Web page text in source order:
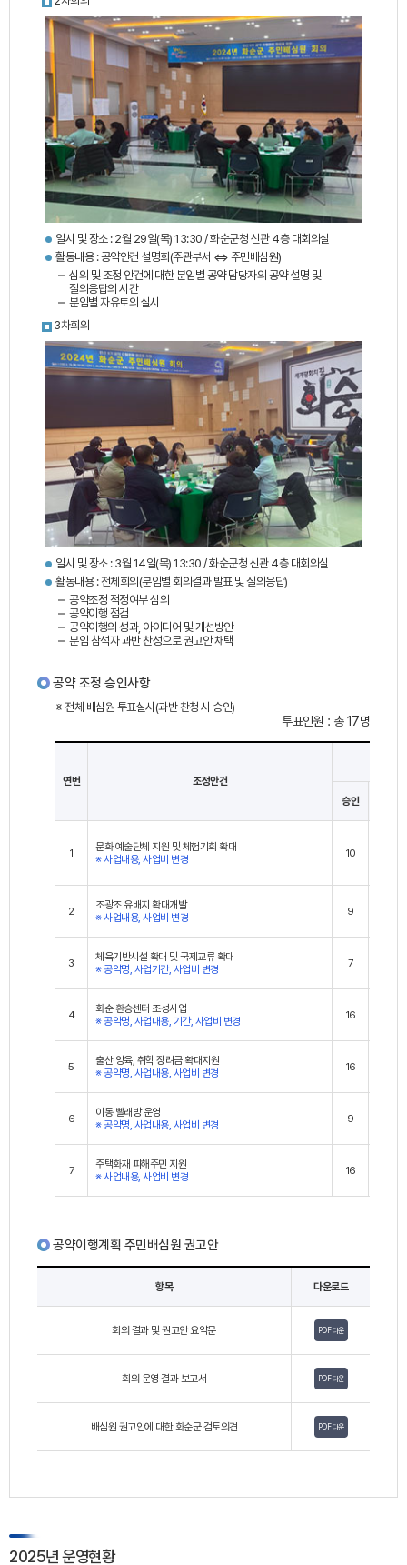
일시 및 장소 : 2월 29일(목) 13:30 / 화순군청 신관 4층 대회의실
활동내용 : 공약안건 설명회(주관부서 ⇔ 주민배심원)
심의 및 조정 안건에 대한 분임별 공약 담당자의 공약 설명 및
질의응답의 시간
분임별 자유토의 실시
3차회의
일시 및 장소 : 3월 14일(목) 13:30 / 화순군청 신관 4층 대회의실
활동내용 : 전체회의(분임별 회의결과 발표 및 질의응답)
공약조정 적정여부 심의
공약이행 점검
공약이행의 성과, 아이디어 및 개선방안
분임 참석자 과반 찬성으로 권고안 채택
공약 조정 승인사항
※ 전체 배심원 투표실시(과반 찬청 시 승인)
투표인원 : 총 17명
연번 조정안건
승인
1
문화‧예술단체 지원 및 체험기회 확대
※ 사업내용, 사업비 변경
10
2
조광조 유배지 확대개발
※ 사업내용, 사업비 변경
9
3
체육기반시설 확대 및 국제교류 확대
※ 공약명, 사업기간, 사업비 변경
7
4
화순 환승센터 조성사업
※ 공약명, 사업내용, 기간, 사업비 변경
16
5
출산‧양육, 취학 장려금 확대지원
※ 공약명, 사업내용, 사업비 변경
16
6
이동 빨래방 운영
※ 공약명, 사업내용, 사업비 변경
9
7
주택화재 피해주민 지원
※ 사업내용, 사업비 변경
16
공약이행계획 주민배심원 권고안
항목 다운로드
회의 결과 및 권고안 요약문 PDF 다운
회의 운영 결과 보고서 PDF 다운
배심원 권고안에 대한 화순군 검토의견 PDF 다운
2025년 운영현황